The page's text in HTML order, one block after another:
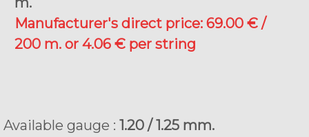
Manufacturer's direct price: 69.00 € /
200 m. or 4.06 € per string
Available gauge : 1.20 / 1.25 mm.